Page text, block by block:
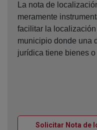
La nota de
meramente
facilitar la
municipio donde una
jurídica tiene bienes
Solicitar Nota de